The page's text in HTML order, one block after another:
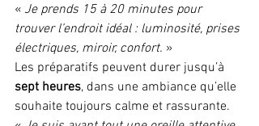
« Je prends 15 à 20 minutes pour
trouver l’endroit idéal : luminosité, prises
électriques, miroir, confort. »
Les préparatifs peuvent durer jusqu’à
sept heures, dans une ambiance qu’elle
souhaite toujours calme et rassurante.